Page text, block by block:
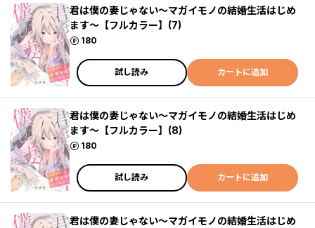
君は僕の妻じゃない～マガイモノの結婚生活はじめ
ます～【フルカラー】(7)
180
ポイント
試し読み カートに追加
君は僕の妻じゃない～マガイモノの結婚生活はじめ
ます～【フルカラー】(8)
180
ポイント
試し読み カートに追加
君は僕の妻じゃない～マガイモノの結婚生活はじめ